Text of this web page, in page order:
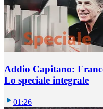
Addio Capitano:
Lo speciale integrale
01:26